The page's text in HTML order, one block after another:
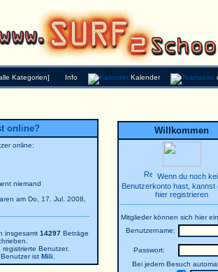
Kategorien] Info Kalender
online?
online:
niemand
am Do, 17. Jul. 2008,
insgesamt 14297Beträge
registrierte Benutzer.
ist Mili
Willkommen
Wenn du noch
Benutzerkonto hast, kannst
hier registrieren
Mitglieder können sich hier
Benutzername:
Passwort:
Bei jedem Besuch